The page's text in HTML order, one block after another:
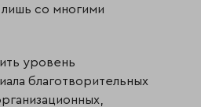
со многими
уровень
благотворительных